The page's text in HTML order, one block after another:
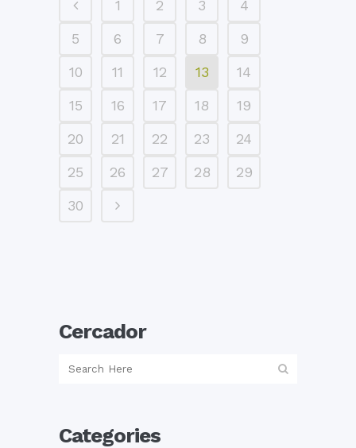
1 2 3
4
5
6 7 8
9
10
11 12 13
14
15
16 17 18
19
20
21 22 23
24
25
26 27 28
29
30
Cercador
Categories